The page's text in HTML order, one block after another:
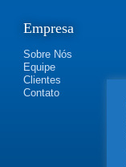
Empresa
Sobre Nós
Equipe
Clientes
Contato